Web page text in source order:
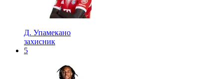
Д. Упамекано
захисник
5